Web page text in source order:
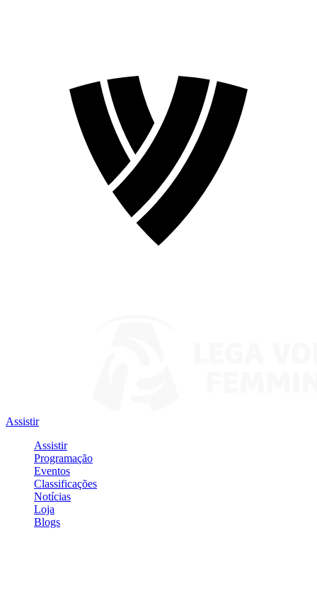
Assistir
Assistir
Programação
Eventos
Classificações
Notícias
Loja
Blogs